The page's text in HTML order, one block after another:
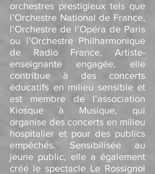
orchestres prestigieux tels que
l’Orchestre National de France,
l’Orchestre de l’Opéra de Paris
ou l’Orchestre Philharmonique
de Radio France, Artiste-
enseignante engagée, elle
contribue à des concerts
éducatifs en milieu sensible et
est membre de l’association
Kiosque à Musique, qui
organise des concerts en milieu
hospitalier et pour des publics
empêchés. Sensibilisée au
jeune public, elle a également
créé le spectacle Le Rossignol